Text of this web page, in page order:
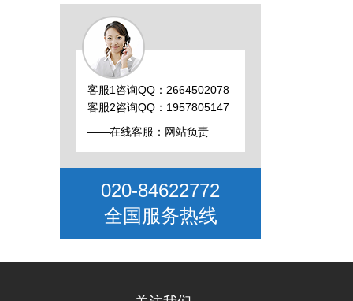
客服1咨询QQ：2664502078
客服2咨询QQ：1957805147
——在线客服：网站负责
020-84622772
全国服务热线